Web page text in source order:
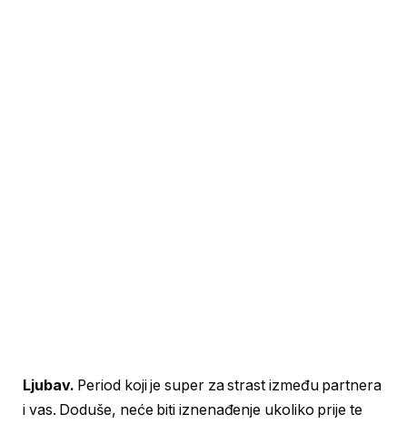
Ljubav. Period koji je super za strast između partnera
i vas. Doduše, neće biti iznenađenje ukoliko prije te